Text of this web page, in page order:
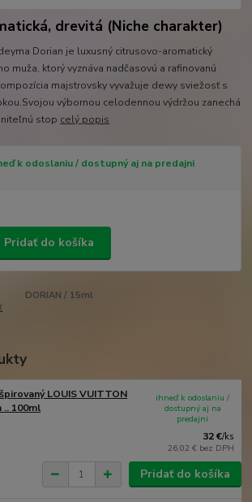
drevitá (Niche charakter)
Dorian je luxusný citrusovo-aromatický
muža, ktorý vyznáva nadčasovú a rafinovanú
majstrovsky vyvažuje dewy sviežosť s
výbornou celodennou výdržou zanechá
stop celý popis
k odoslaniu / dostupný aj na predajni
Pridať do košíka
DORIAN / 15ml
LOUIS VUITTON
.. 100ml
32 €/ks
26,02 € bez DPH
ihneď k odoslaniu /
dostupný aj na
predajni
Pridať do košíka